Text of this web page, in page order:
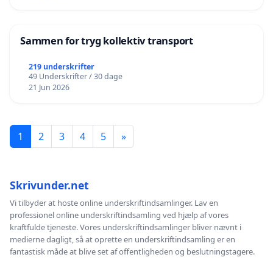
Sammen for tryg kollektiv transport
219 underskrifter
49 Underskrifter / 30 dage
21 Jun 2026
1 2 3 4 5 »
Skrivunder.net
Vi tilbyder at hoste online underskriftindsamlinger. Lav en
professionel online underskriftindsamling ved hjælp af vores
kraftfulde tjeneste. Vores underskriftindsamlinger bliver nævnt i
medierne dagligt, så at oprette en underskriftindsamling er en
fantastisk måde at blive set af offentligheden og beslutningstagere.